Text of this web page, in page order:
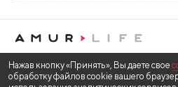
Нажав кнопку «Принять», Вы даете свое
обработку файлов cookie вашего